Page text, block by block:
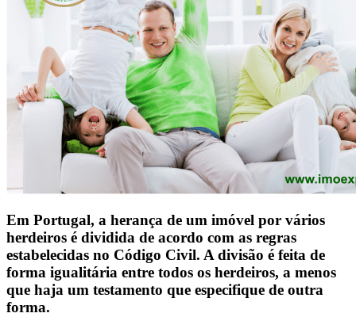
Em Portugal, a herança de um imóvel por vários
herdeiros é dividida de acordo com as regras
estabelecidas no Código Civil. A divisão é feita de
forma igualitária entre todos os herdeiros, a menos
que haja um testamento que especifique de outra
forma.